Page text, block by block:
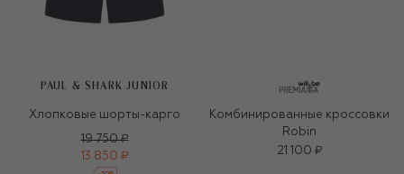
PAUL & SHARK JUNIOR
Хлопковые шорты-карго
19 750 ₽
13 850 ₽
Комбинированные кроссовки
Robin
21 100 ₽